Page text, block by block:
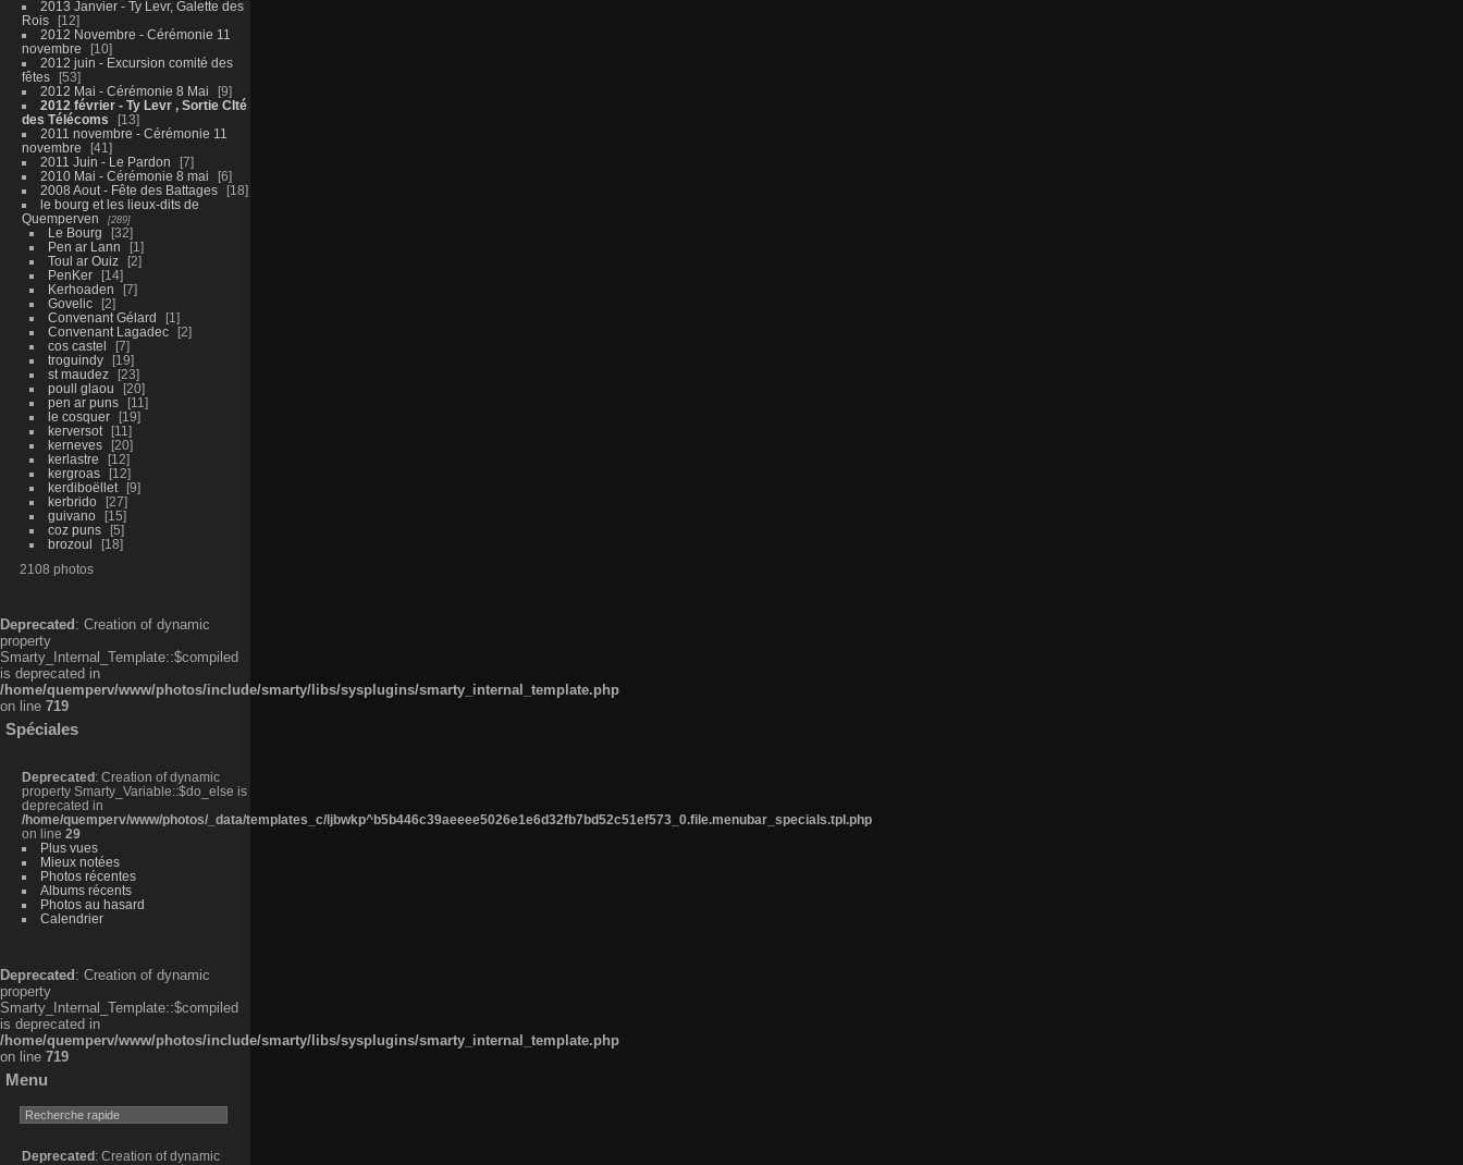
2013 Janvier - Ty Levr, Galette des
Rois
12
2012 Novembre - Cérémonie 11
novembre
10
2012 juin - Excursion comité des
fêtes
53
2012 Mai - Cérémonie 8 Mai
9
2012 février - Ty Levr , Sortie CIté
des Télécoms
13
2011 novembre - Cérémonie 11
novembre
41
2011 Juin - Le Pardon
7
2010 Mai - Cérémonie 8 mai
6
2008 Aout - Fête des Battages
18
le bourg et les lieux-dits de
Quemperven
289
Le Bourg
32
Pen ar Lann
1
Toul ar Ouiz
2
PenKer
14
Kerhoaden
7
Govelic
2
Convenant Gélard
1
Convenant Lagadec
2
cos castel
7
troguindy
19
st maudez
23
poull glaou
20
pen ar puns
11
le cosquer
19
kerversot
11
kerneves
20
kerlastre
12
kergroas
12
kerdiboëllet
9
kerbrido
27
guivano
15
coz puns
5
brozoul
18
2108 photos
Deprecated : Creation of dynamic
property
Smarty_Internal_Template::$compiled
is deprecated in
/home/quemperv/www/photos/include/smarty/libs/sysplugins/smarty_internal_template.php
on line 719
Spéciales
Deprecated : Creation of dynamic
property Smarty_Variable::$do_else is
deprecated in
/home/quemperv/www/photos/_data/templates_c/ljbwkp^b5b446c39aeeee5026e1e6d32fb7bd52c51ef573_0.file.menubar_specials.tpl.php
on line 29
Plus vues
Mieux notées
Photos récentes
Albums récents
Photos au hasard
Calendrier
Deprecated : Creation of dynamic
property
Smarty_Internal_Template::$compiled
is deprecated in
/home/quemperv/www/photos/include/smarty/libs/sysplugins/smarty_internal_template.php
on line 719
Menu
Deprecated : Creation of dynamic